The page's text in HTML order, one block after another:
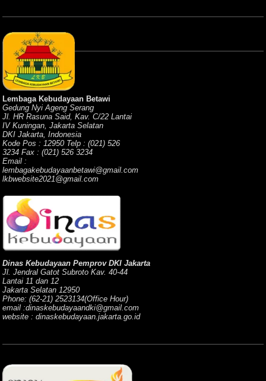
Lembaga Kebudayaan Betawi
Gedung Nyi Ageng Serang
Jl. HR Rasuna Said, Kav. C/22 Lantai
IV Kuningan, Jakarta Selatan
DKI Jakarta, Indonesia
Kode Pos : 12950 Telp : (021) 526
3234 Fax : (021) 526 3234
Email :
lembagakebudayaanbetawi@gmail.com
lkbwebsite2021@gmail.com
Dinas Kebudayaan Pemprov DKI Jakarta
Jl. Jendral Gatot Subroto Kav. 40-44
Lantai 11 dan 12
Jakarta Selatan 12950
Phone: (62-21) 2523134(Office Hour)
email :dinaskebudayaandki@gmail.com
website : dinaskebudayaan.jakarta.go.id